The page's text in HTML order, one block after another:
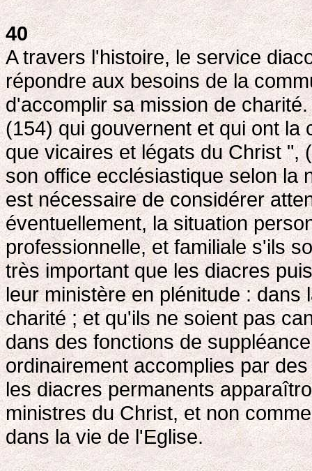
40
A travers l'histoire, le service
répondre aux besoins de la
d'accomplir sa mission de
(154) qui gouvernent et qui ont la
que vicaires et légats du Christ ",
son office ecclésiastique selon la
est nécessaire de considérer
éventuellement, la situation
professionnelle, et familiale s'ils
très important que les diacres
leur ministère en plénitude :
charité ; et qu'ils ne soient pas
dans des fonctions de
ordinairement accomplies par
les diacres permanents
ministres du Christ, et non
dans la vie de l'Eglise.